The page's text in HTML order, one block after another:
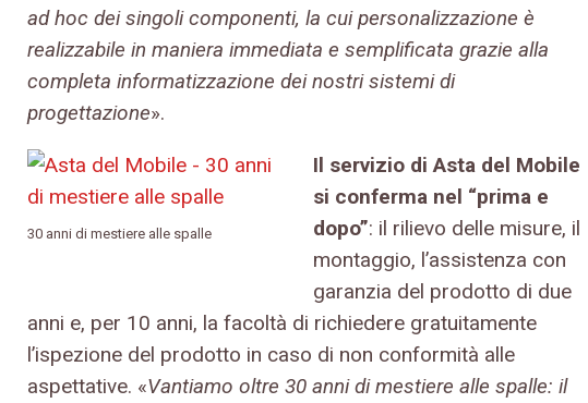
ad hoc dei singoli componenti, la cui personalizzazione è
realizzabile in maniera immediata e semplificata grazie alla
completa informatizzazione dei nostri sistemi di
progettazione».
30 anni di mestiere alle spalle
Il servizio di Asta del Mobile
si conferma nel “prima e
dopo”: il rilievo delle misure, il
montaggio, l’assistenza con
garanzia del prodotto di due
anni e, per 10 anni, la facoltà di richiedere gratuitamente
l’ispezione del prodotto in caso di non conformità alle
aspettative. «Vantiamo oltre 30 anni di mestiere alle spalle: il